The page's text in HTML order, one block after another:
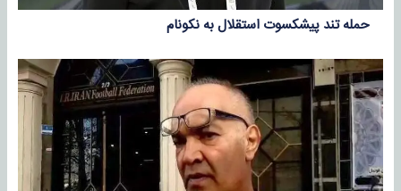
حمله تند پیشکسوت استقلال به نکونام